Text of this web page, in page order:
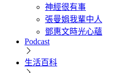
神經很有事
張曼娟我輩中人
鄧惠文時光心蘊
Podcast
生活百科